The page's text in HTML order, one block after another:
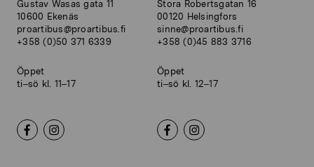
Gustav Wasas gata 11
10600 Ekenäs
proartibus@proartibus.fi
+358 (0)50 371 6339
Öppet
ti–sö kl. 11–17
Stora Robertsgatan 16
00120 Helsingfors
sinne@proartibus.fi
+358 (0)45 883 3716
Öppet
ti–sö kl. 12–17